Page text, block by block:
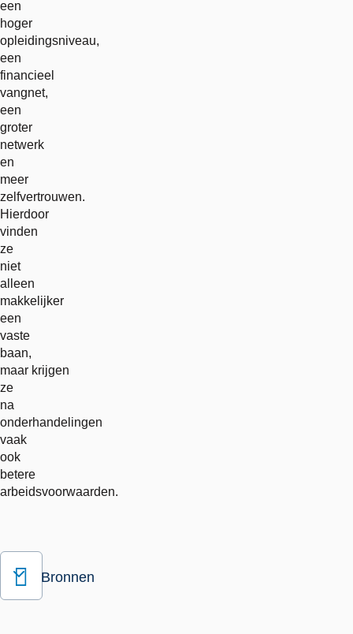
een
hoger
opleidingsniveau,
een
financieel
vangnet,
een
groter
netwerk
en
meer
zelfvertrouwen.
Hierdoor
vinden
ze
niet
alleen
makkelijker
een
vaste
baan,
maar krijgen
ze
na
onderhandelingen
vaak
ook
betere
arbeidsvoorwaarden.
Bronnen